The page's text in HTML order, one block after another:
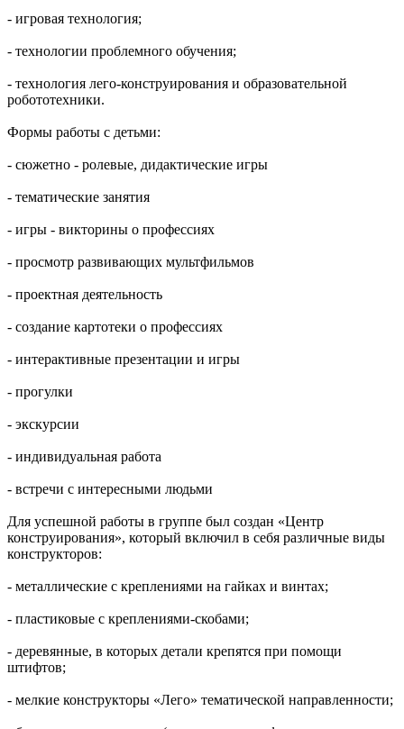
- игровая технология;
- технологии проблемного обучения;
- технология лего-конструирования и образовательной
робототехники.
Формы работы с детьми:
- сюжетно - ролевые, дидактические игры
- тематические занятия
- игры - викторины о профессиях
- просмотр развивающих мультфильмов
- проектная деятельность
- создание картотеки о профессиях
- интерактивные презентации и игры
- прогулки
- экскурсии
- индивидуальная работа
- встречи с интересными людьми
Для успешной работы в группе был создан «Центр
конструирования», который включил в себя различные виды
конструкторов:
- металлические с креплениями на гайках и винтах;
- пластиковые с креплениями-скобами;
- деревянные, в которых детали крепятся при помощи
штифтов;
- мелкие конструкторы «Лего» тематической направленности;